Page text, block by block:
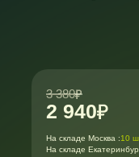
3 380
2 940
На складе Москва :10
На складе